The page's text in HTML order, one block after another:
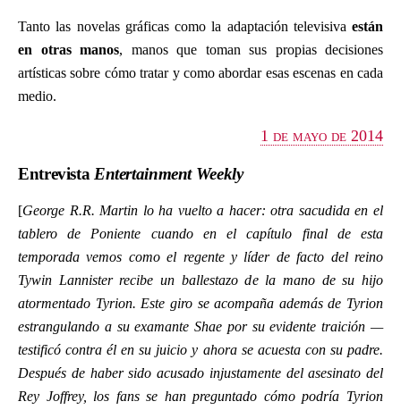
Tanto las novelas gráficas como la adaptación televisiva están
en otras manos, manos que toman sus propias decisiones
artísticas sobre cómo tratar y como abordar esas escenas en cada
medio.
1 de mayo de 2014
Entrevista Entertainment Weekly
[George R.R. Martin lo ha vuelto a hacer: otra sacudida en el
tablero de Poniente cuando en el capítulo final de esta
temporada vemos como el regente y líder de facto del reino
Tywin Lannister recibe un ballestazo de la mano de su hijo
atormentado Tyrion. Este giro se acompaña además de Tyrion
estrangulando a su examante Shae por su evidente traición —
testificó contra él en su juicio y ahora se acuesta con su padre.
Después de haber sido acusado injustamente del asesinato del
Rey Joffrey, los fans se han preguntado cómo podría Tyrion